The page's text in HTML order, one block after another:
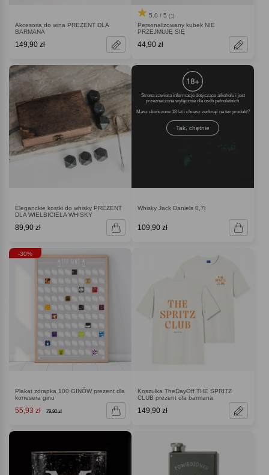
Akcesoria do wina PREZENT DLA
BARMANA
149,90 zł
5.0 / 5 (1)
Personalizowany kubek NIE
PRZEJMUJĘ SIĘ
44,90 zł
Eleganckie kostki do whisky PREZENT
DLA WIELBICIELA WHISKY
89,90 zł
Strona zawiera informacje dotyczące alkoholu i jest
przeznaczona wyłącznie dla osób pełnoletnich.
Masz ukończone 18 lat i chcesz zerknąć na ten produkt
Tak, chętnie
Whisky Jack Daniels 0,7l
109,90 zł
-30%
Plakat zdrapka 100 GINÓW prezent dla
konesera ginu
55,93 zł 79,90 zł
Koszulka TheDayOff THE SPRITZ
CLUB prezent dla barmana
149,90 zł